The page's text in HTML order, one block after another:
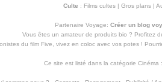
Culte : Films cultes | Gros plans |
Partenaire Voyage: Créer un blog
Vous êtes un amateur de produits bio ? Profitez
du film Five, vivez en coloc avec vos potes !
Ce site est listé dans la catégorie Cinéma :